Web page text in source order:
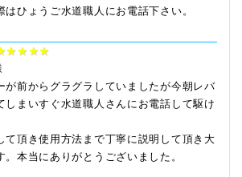
はひょうご水道職人にお電話下さい。
が前からグラグラしていましたが今朝レバ
しまいすぐ水道職人さんにお電話して駆け
て頂き使用方法まで丁寧に説明して頂き大
本当にありがとうございました。